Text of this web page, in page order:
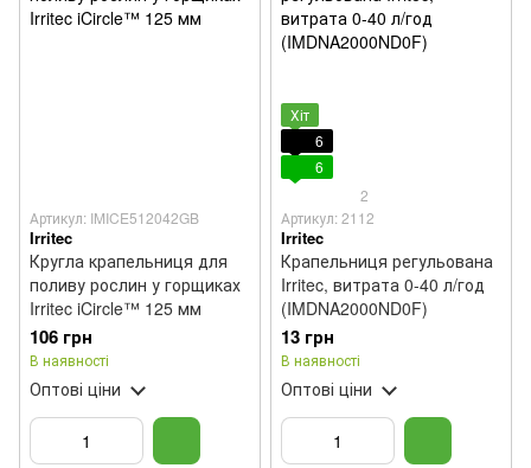
Артикул: IMICE512042GB
Irritec
Кругла крапельниця для
поливу рослин у горщиках
Irritec iCircle™ 125 мм
106 грн
В наявності
Оптові ціни
Хіт
6
6
2
Артикул: 2112
Irritec
Крапельниця регульована
Irritec, витрата 0-40 л/год
(IMDNA2000ND0F)
13 грн
В наявності
Оптові ціни